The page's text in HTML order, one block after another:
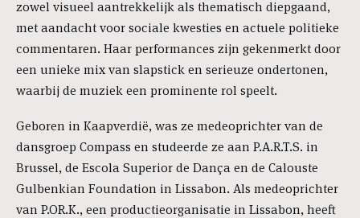
zowel visueel aantrekkelijk als thematisch diepgaand,
met aandacht voor sociale kwesties en actuele politieke
commentaren. Haar performances zijn gekenmerkt door
een unieke mix van slapstick en serieuze ondertonen,
waarbij de muziek een prominente rol speelt.
Geboren in Kaapverdië, was ze medeoprichter van de
dansgroep Compass en studeerde ze aan P.A.R.T.S. in
Brussel, de Escola Superior de Dança en de Calouste
Gulbenkian Foundation in Lissabon. Als medeoprichter
van P.OR.K., een productieorganisatie in Lissabon, heeft